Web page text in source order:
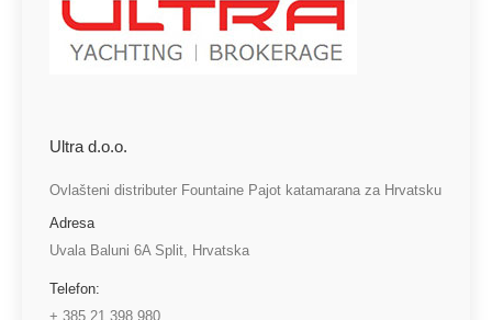
Ultra d.o.o.
Ovlašteni distributer Fountaine Pajot katamarana za Hrvatsku
Adresa
Uvala Baluni 6A Split, Hrvatska
Telefon:
+ 385 21 398 980